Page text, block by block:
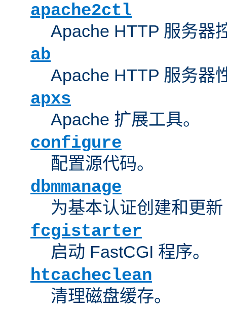
apache2ctl
Apache HTTP 服务器
ab
Apache HTTP 服务器
apxs
Apache 扩展工具。
configure
配置源代码。
dbmmanage
为基本认证创建和更
fcgistarter
启动 FastCGI 程序。
htcacheclean
清理磁盘缓存。